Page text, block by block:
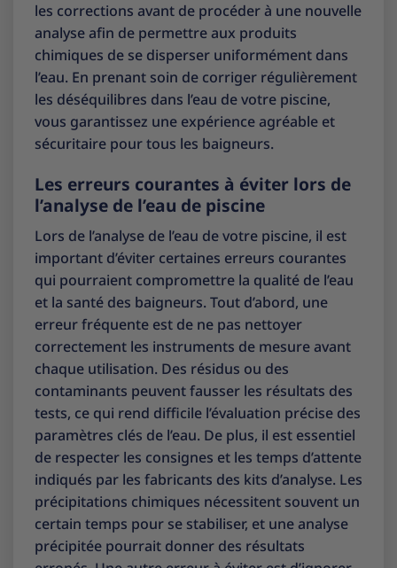
les corrections avant de procéder à une nouvelle
analyse afin de permettre aux produits
chimiques de se disperser uniformément dans
l’eau. En prenant soin de corriger régulièrement
les déséquilibres dans l’eau de votre piscine,
vous garantissez une expérience agréable et
sécuritaire pour tous les baigneurs.
Les erreurs courantes à éviter lors de
l’analyse de l’eau de piscine
Lors de l’analyse de l’eau de votre piscine, il est
important d’éviter certaines erreurs courantes
qui pourraient compromettre la qualité de l’eau
et la santé des baigneurs. Tout d’abord, une
erreur fréquente est de ne pas nettoyer
correctement les instruments de mesure avant
chaque utilisation. Des résidus ou des
contaminants peuvent fausser les résultats des
tests, ce qui rend difficile l’évaluation précise des
paramètres clés de l’eau. De plus, il est essentiel
de respecter les consignes et les temps d’attente
indiqués par les fabricants des kits d’analyse. Les
précipitations chimiques nécessitent souvent un
certain temps pour se stabiliser, et une analyse
précipitée pourrait donner des résultats